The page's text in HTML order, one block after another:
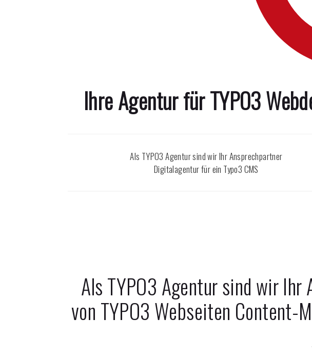
Ihre Agentur für TYPO3
Als TYPO3 Agentur sind wir Ihr Ansprechpartner
Digitalagentur für ein Typo3 CMS
Als TYPO3 Agentur sind wir Ihr
von TYPO3 Webseiten Content-